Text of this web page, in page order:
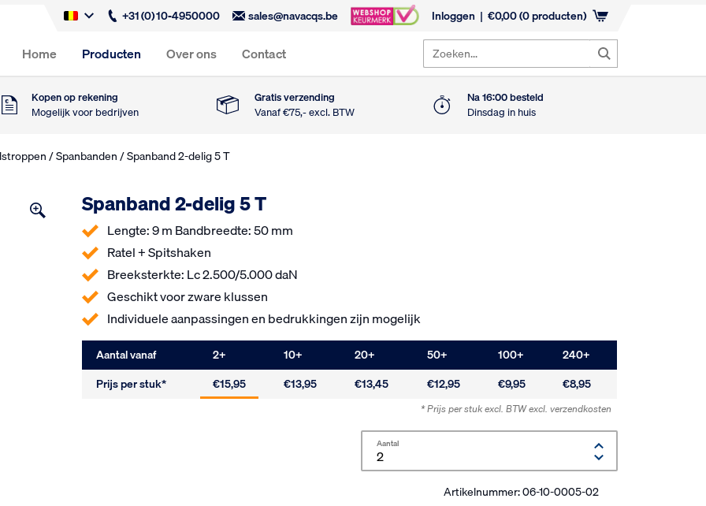
+31 (0) 10-4950000 sales@navacqs.be Inloggen €0,00(0 producten)
Home Producten Over ons Contact Zoeken...
Kopen op rekening
Mogelijk voor bedrijven
Gratis verzending
Vanaf €75,- excl. BTW
Na 16:00 besteld
Dinsdag in huis
/Spanbanden/ Spanband 2-delig 5 T
Spanband 2-delig 5 T
Lengte: 9 m Bandbreedte: 50 mm
Ratel + Spitshaken
Breeksterkte: Lc 2.500/5.000 daN
Geschikt voor zware klussen
Individuele aanpassingen en bedrukkingen zijn mogelijk
Aantal vanaf 2+ 10+ 20+ 50+ 100+ 240+
Prijs per stuk*
€15,95 €13,95 €13,45 €12,95 €9,95 €8,95
* Prijs per stuk excl. BTWexcl. verzendkosten
Aantal
Artikelnummer:06-10-0005-02